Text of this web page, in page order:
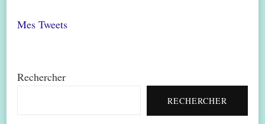
Mes Tweets
Rechercher
RECHERCHER